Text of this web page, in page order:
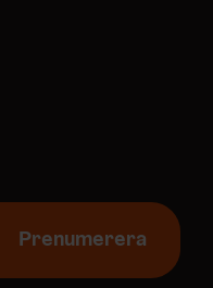
Prenumerera